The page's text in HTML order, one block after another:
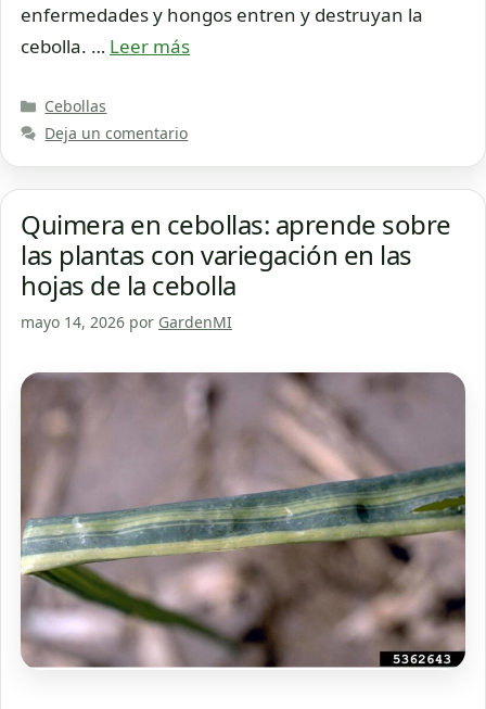
enfermedades y hongos entren y destruyan la
cebolla. … Leer más
Categorías
Cebollas
Deja un comentario
Quimera en cebollas: aprende sobre
las plantas con variegación en las
hojas de la cebolla
mayo 14, 2026 por GardenMI